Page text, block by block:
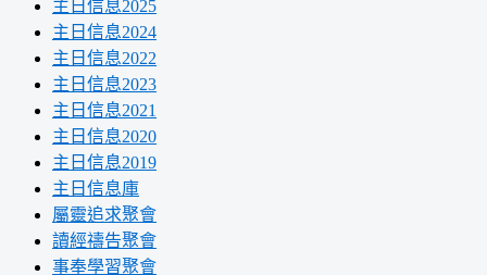
主日信息2025
主日信息2024
主日信息2022
主日信息2023
主日信息2021
主日信息2020
主日信息2019
主日信息庫
屬靈追求聚會
讀經禱告聚會
事奉學習聚會